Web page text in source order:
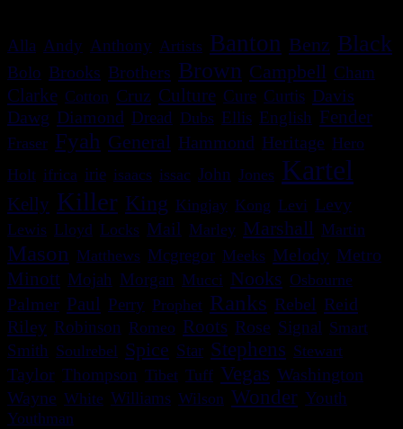
Alla Andy Anthony Artists Banton Benz Black
Bolo Brooks Brothers Brown Campbell Cham
Clarke Cotton Cruz Culture Cure Curtis Davis
Dawg Diamond Dread Dubs Ellis English Fender
Fraser Fyah General Hammond Heritage Hero
Holt ifrica irie isaacs issac John Jones Kartel
Kelly Killer King Kingjay Kong Levi Levy
Lewis Lloyd Locks Mail Marley Marshall Martin
Mason Matthews Mcgregor Meeks Melody Metro
Minott Mojah Morgan Mucci Nooks Osbourne
Palmer Paul Perry Prophet Ranks Rebel Reid
Riley Robinson Romeo Roots Rose Signal Smart
Smith Soulrebel Spice Star Stephens Stewart
Taylor Thompson Tibet Tuff Vegas Washington
Wayne White Williams Wilson Wonder Youth
Youthman